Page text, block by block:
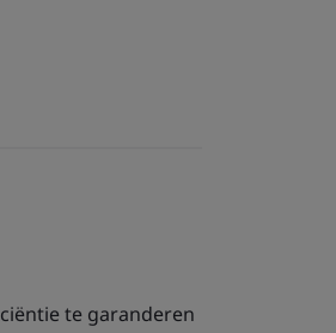
te garanderen